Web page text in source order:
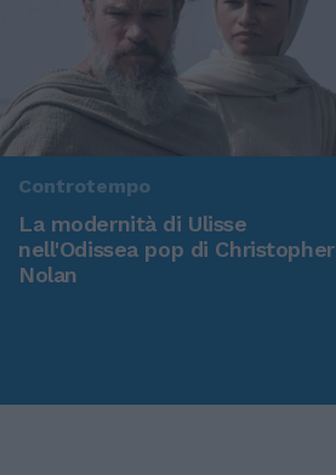
Controtempo
La modernità di Ulisse
nell'Odissea pop di Christopher
Nolan